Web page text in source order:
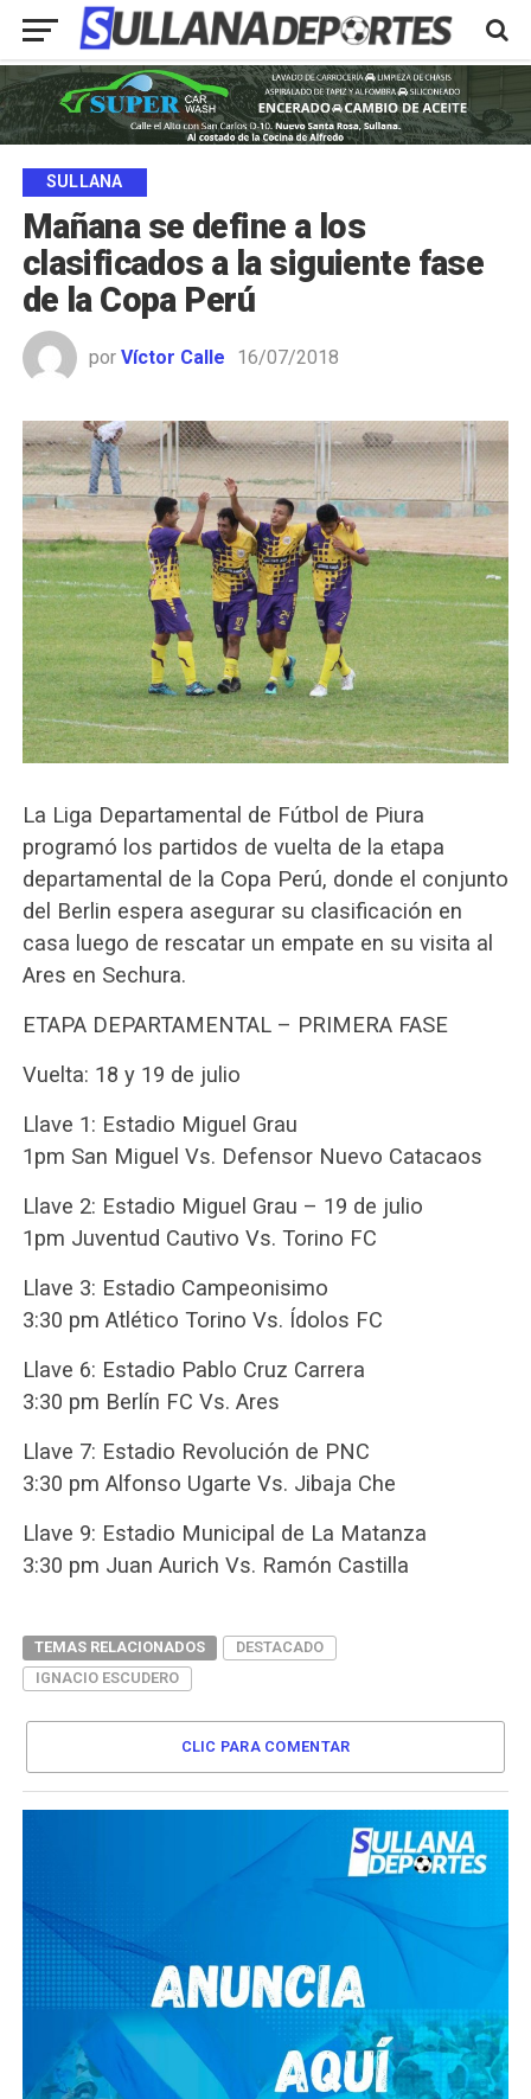
SULLANA
Mañana se define a los
clasificados a la siguiente fase
de la Copa Perú
por Víctor Calle 16/07/2018
La Liga Departamental de Fútbol de Piura
programó los partidos de vuelta de la etapa
departamental de la Copa Perú, donde el conjunto
del Berlin espera asegurar su clasificación en
casa luego de rescatar un empate en su visita al
Ares en Sechura.
ETAPA DEPARTAMENTAL – PRIMERA FASE
Vuelta: 18 y 19 de julio
Llave 1: Estadio Miguel Grau
1pm San Miguel Vs. Defensor Nuevo Catacaos
Llave 2: Estadio Miguel Grau – 19 de julio
1pm Juventud Cautivo Vs. Torino FC
Llave 3: Estadio Campeonisimo
3:30 pm Atlético Torino Vs. Ídolos FC
Llave 6: Estadio Pablo Cruz Carrera
3:30 pm Berlín FC Vs. Ares
Llave 7: Estadio Revolución de PNC
3:30 pm Alfonso Ugarte Vs. Jibaja Che
Llave 9: Estadio Municipal de La Matanza
3:30 pm Juan Aurich Vs. Ramón Castilla
TEMAS RELACIONADOS
DESTACADO
IGNACIO ESCUDERO
CLIC PARA COMENTAR